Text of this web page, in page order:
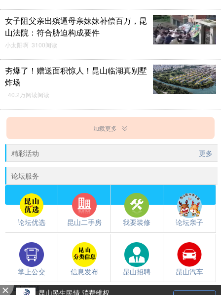
女子阻父亲出殡逼母亲妹妹补偿百万，昆
山法院：符合胁迫构成要件
小太阳啊 3100阅读
夯爆了！赠送面积惊人！昆山临湖真别墅
炸场
40.2万阅读阅读
加载更多
精彩活动 更多
论坛服务
论坛优选 昆山二手房 我要装修 论坛亲子
掌上公交 信息发布 昆山招聘 昆山汽车
触屏版/电脑版昆山民生民情 消费维权